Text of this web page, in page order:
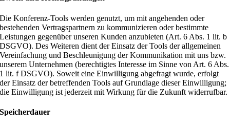
Die Konferenz-Tools werden genutzt, um mit angehenden oder
bestehenden Vertragspartnern zu kommunizieren oder bestimmte
Leistungen gegenüber unseren Kunden anzubieten (Art. 6 Abs. 1 lit. b
DSGVO). Des Weiteren dient der Einsatz der Tools der allgemeinen
Vereinfachung und Beschleunigung der Kommunikation mit uns bzw.
unserem Unternehmen (berechtigtes Interesse im Sinne von Art. 6 Abs.
1 lit. f DSGVO). Soweit eine Einwilligung abgefragt wurde, erfolgt
der Einsatz der betreffenden Tools auf Grundlage dieser Einwilligung;
die Einwilligung ist jederzeit mit Wirkung für die Zukunft widerrufbar.
Speicherdauer